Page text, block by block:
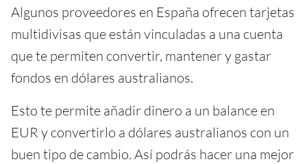
Algunos proveedores en España ofrecen tarjetas
multidivisas que están vinculadas a una cuenta
que te permiten convertir, mantener y gastar
fondos en dólares australianos.
Esto te permite añadir dinero a un balance en
EUR y convertirlo a dólares australianos con un
buen tipo de cambio. Así podrás hacer una mejor